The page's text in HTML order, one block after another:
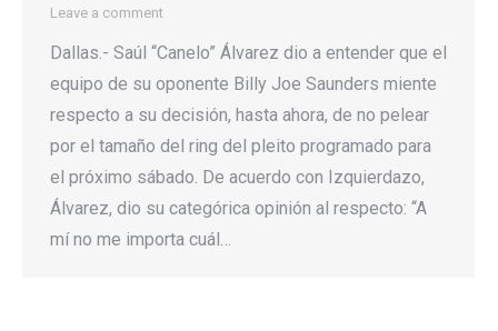
Leave a comment
Dallas.- Saúl “Canelo” Álvarez dio a entender que el
equipo de su oponente Billy Joe Saunders miente
respecto a su decisión, hasta ahora, de no pelear
por el tamaño del ring del pleito programado para
el próximo sábado. De acuerdo con Izquierdazo,
Álvarez, dio su categórica opinión al respecto: “A
mí no me importa cuál…